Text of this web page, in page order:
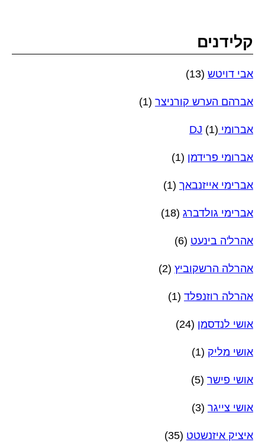
קלידנים
אבי דויטש (13)
אברהם הערש קורניצר (1)
אברומי DJ (1)
אברומי פרידמן (1)
אברימי אייזנבאך (1)
אברימי גולדברג (18)
אהרל'ה בינעט (6)
אהרלה הרשקוביץ (2)
אהרלה רוזנפלד (1)
אושי לנדסמן (24)
אושי מליק (1)
אושי פישר (5)
אושי צייגר (3)
איציק איזנשטט (35)